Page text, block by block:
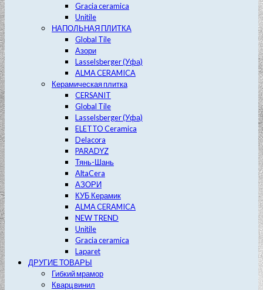
Gracia ceramica
Unitile
НАПОЛЬНАЯ ПЛИТКА
Global Tile
Азори
Lasselsberger (Уфа)
ALMA CERAMICA
Керамическая плитка
CERSANIT
Global Tile
Lasselsberger (Уфа)
ELETTO Ceramica
Delacora
PARADYZ
Тянь-Шань
AltaCera
АЗОРИ
КУБ Керамик
ALMA CERAMICA
NEW TREND
Unitile
Gracia ceramica
Laparet
ДРУГИЕ ТОВАРЫ
Гибкий мрамор
Кварц винил